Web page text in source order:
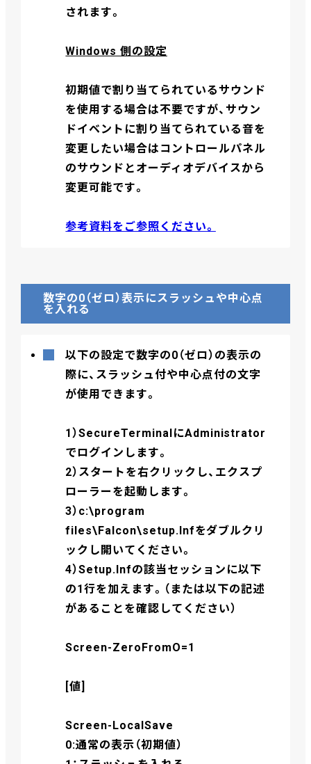
されます。
Windows 側の設定
初期値で割り当てられているサウンド
を使用する場合は不要ですが、サウン
ドイベントに割り当てられている音を
変更したい場合はコントロールパネル
のサウンドとオーディオデバイスから
変更可能です。
参考資料をご参照ください。
数字の0（ゼロ）表示にスラッシュや中心点
を入れる
以下の設定で数字の0（ゼロ）の表示の
際に、スラッシュ付や中心点付の文字
が使用できます。
1）SecureTerminalにAdministrator
でログインします。
2）スタートを右クリックし、エクスプ
ローラーを起動します。
3）c:\program
files\Falcon\setup.Infをダブルクリ
ックし開いてください。
4）Setup.Infの該当セッションに以下
の1行を加えます。（または以下の記述
があることを確認してください）
Screen-ZeroFromO=1
[値]
Screen-LocalSave
0:通常の表示（初期値）